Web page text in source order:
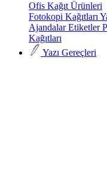
Ofis Kağıt Ürünleri
Fotokopi Kağıtları
AjandalarEtiketler
Kağıtları
Yazı Gereçleri